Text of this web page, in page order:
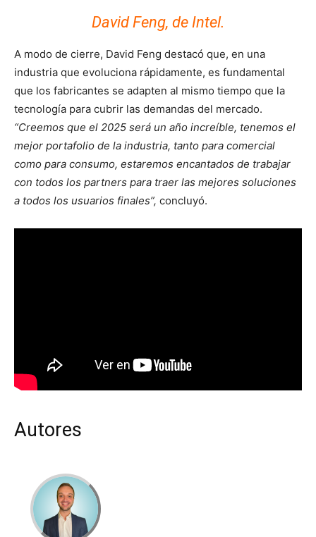
David Feng, de Intel.
A modo de cierre, David Feng destacó que, en una
industria que evoluciona rápidamente, es fundamental
que los fabricantes se adapten al mismo tiempo que la
tecnología para cubrir las demandas del mercado.
“Creemos que el 2025 será un año increíble, tenemos el
mejor portafolio de la industria, tanto para comercial
como para consumo, estaremos encantados de trabajar
con todos los partners para traer las mejores soluciones
a todos los usuarios finales”, concluyó.
Autores